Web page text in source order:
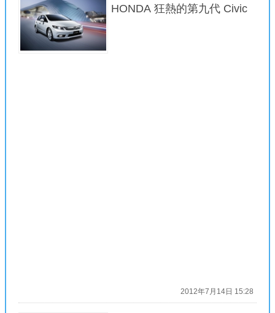
HONDA 狂熱的第九代 Civic
2012年7月14日 15:28